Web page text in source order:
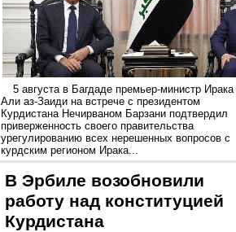
5 августа в Багдаде премьер-министр Ирака
Али аз-Заиди на встрече с президентом
Курдистана Нечирваном Барзани подтвердил
приверженность своего правительства
урегулированию всех нерешенных вопросов с
курдским регионом Ирака...
В Эрбиле возобновили
работу над конституцией
Курдистана